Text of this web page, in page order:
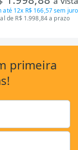
até 12x R$ 166,57sem
de R$ 1.998,84 a prazo
primeira